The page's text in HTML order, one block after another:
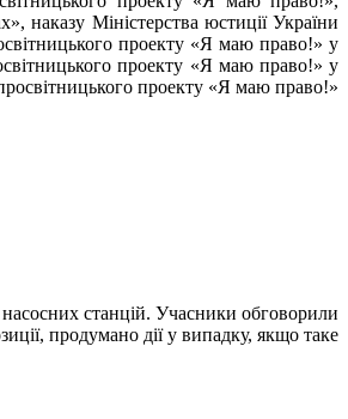
наказу Міністерства юстиції України
проекту «Я маю право!» у
проекту «Я маю право!» у
проекту «Я маю право!»
насосних станцій. Учасники обговорили
продумано дії у випадку, якщо таке